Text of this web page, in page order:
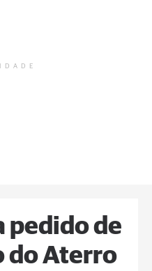
pedido de
do Aterro